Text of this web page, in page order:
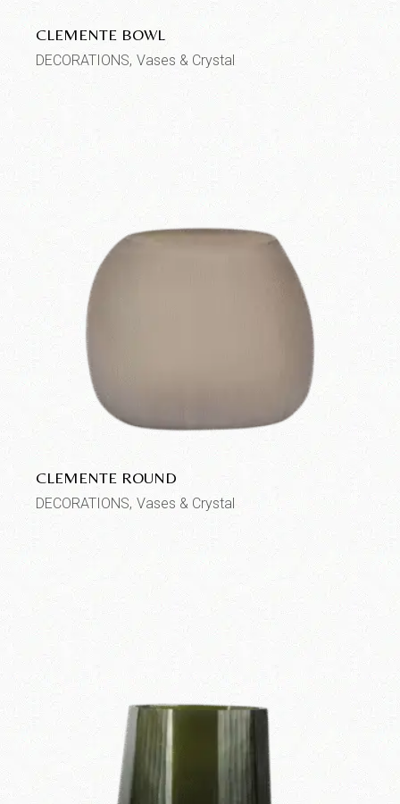
CLEMENTE BOWL
DECORATIONS Vases & Crystal
CLEMENTE ROUND
DECORATIONS Vases & Crystal